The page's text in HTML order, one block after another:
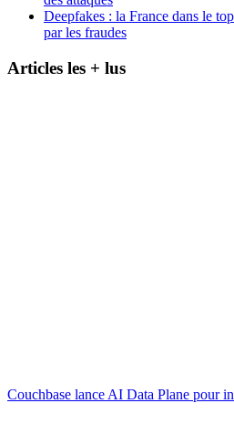
Deepfakes : la France dans le
par les fraudes
Articles les + lus
Couchbase lance AI Data Plane pour